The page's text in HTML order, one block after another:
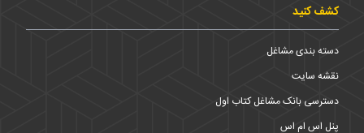
کشف کنید
دسته بندی مشاغل
نقشه سایت
دسترسی بانک مشاغل کتاب اول
پنل اس ام اس